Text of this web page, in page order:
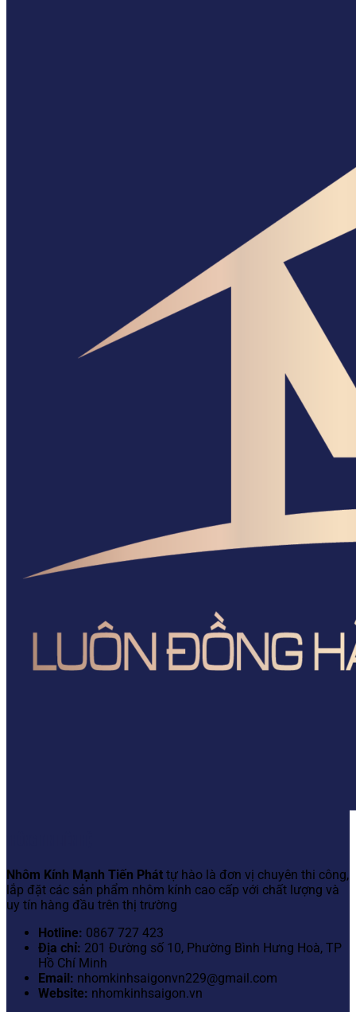
Nhôm Kính Mạnh Tiến Phát tự hào là đơn vị chuyên thi công,
lắp đặt các sản phẩm nhôm kính cao cấp với chất lượng và
uy tín hàng đầu trên thị trường
Hotline: 0867 727 423
Địa chỉ: 201 Đường số 10, Phường Bình Hưng Hoà, TP
Hồ Chí Minh
Email: nhomkinhsaigonvn229@gmail.com
Website: nhomkinhsaigon.vn